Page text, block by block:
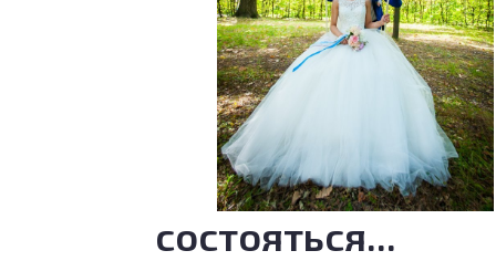
состояться...